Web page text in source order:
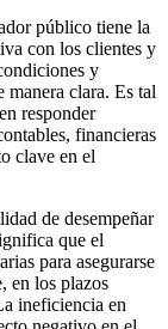
público tiene la
con los clientes y
y
manera clara. Es tal
responder
financieras
clave en el
de desempeñar
que el
para asegurarse
en los plazos
ineficiencia en